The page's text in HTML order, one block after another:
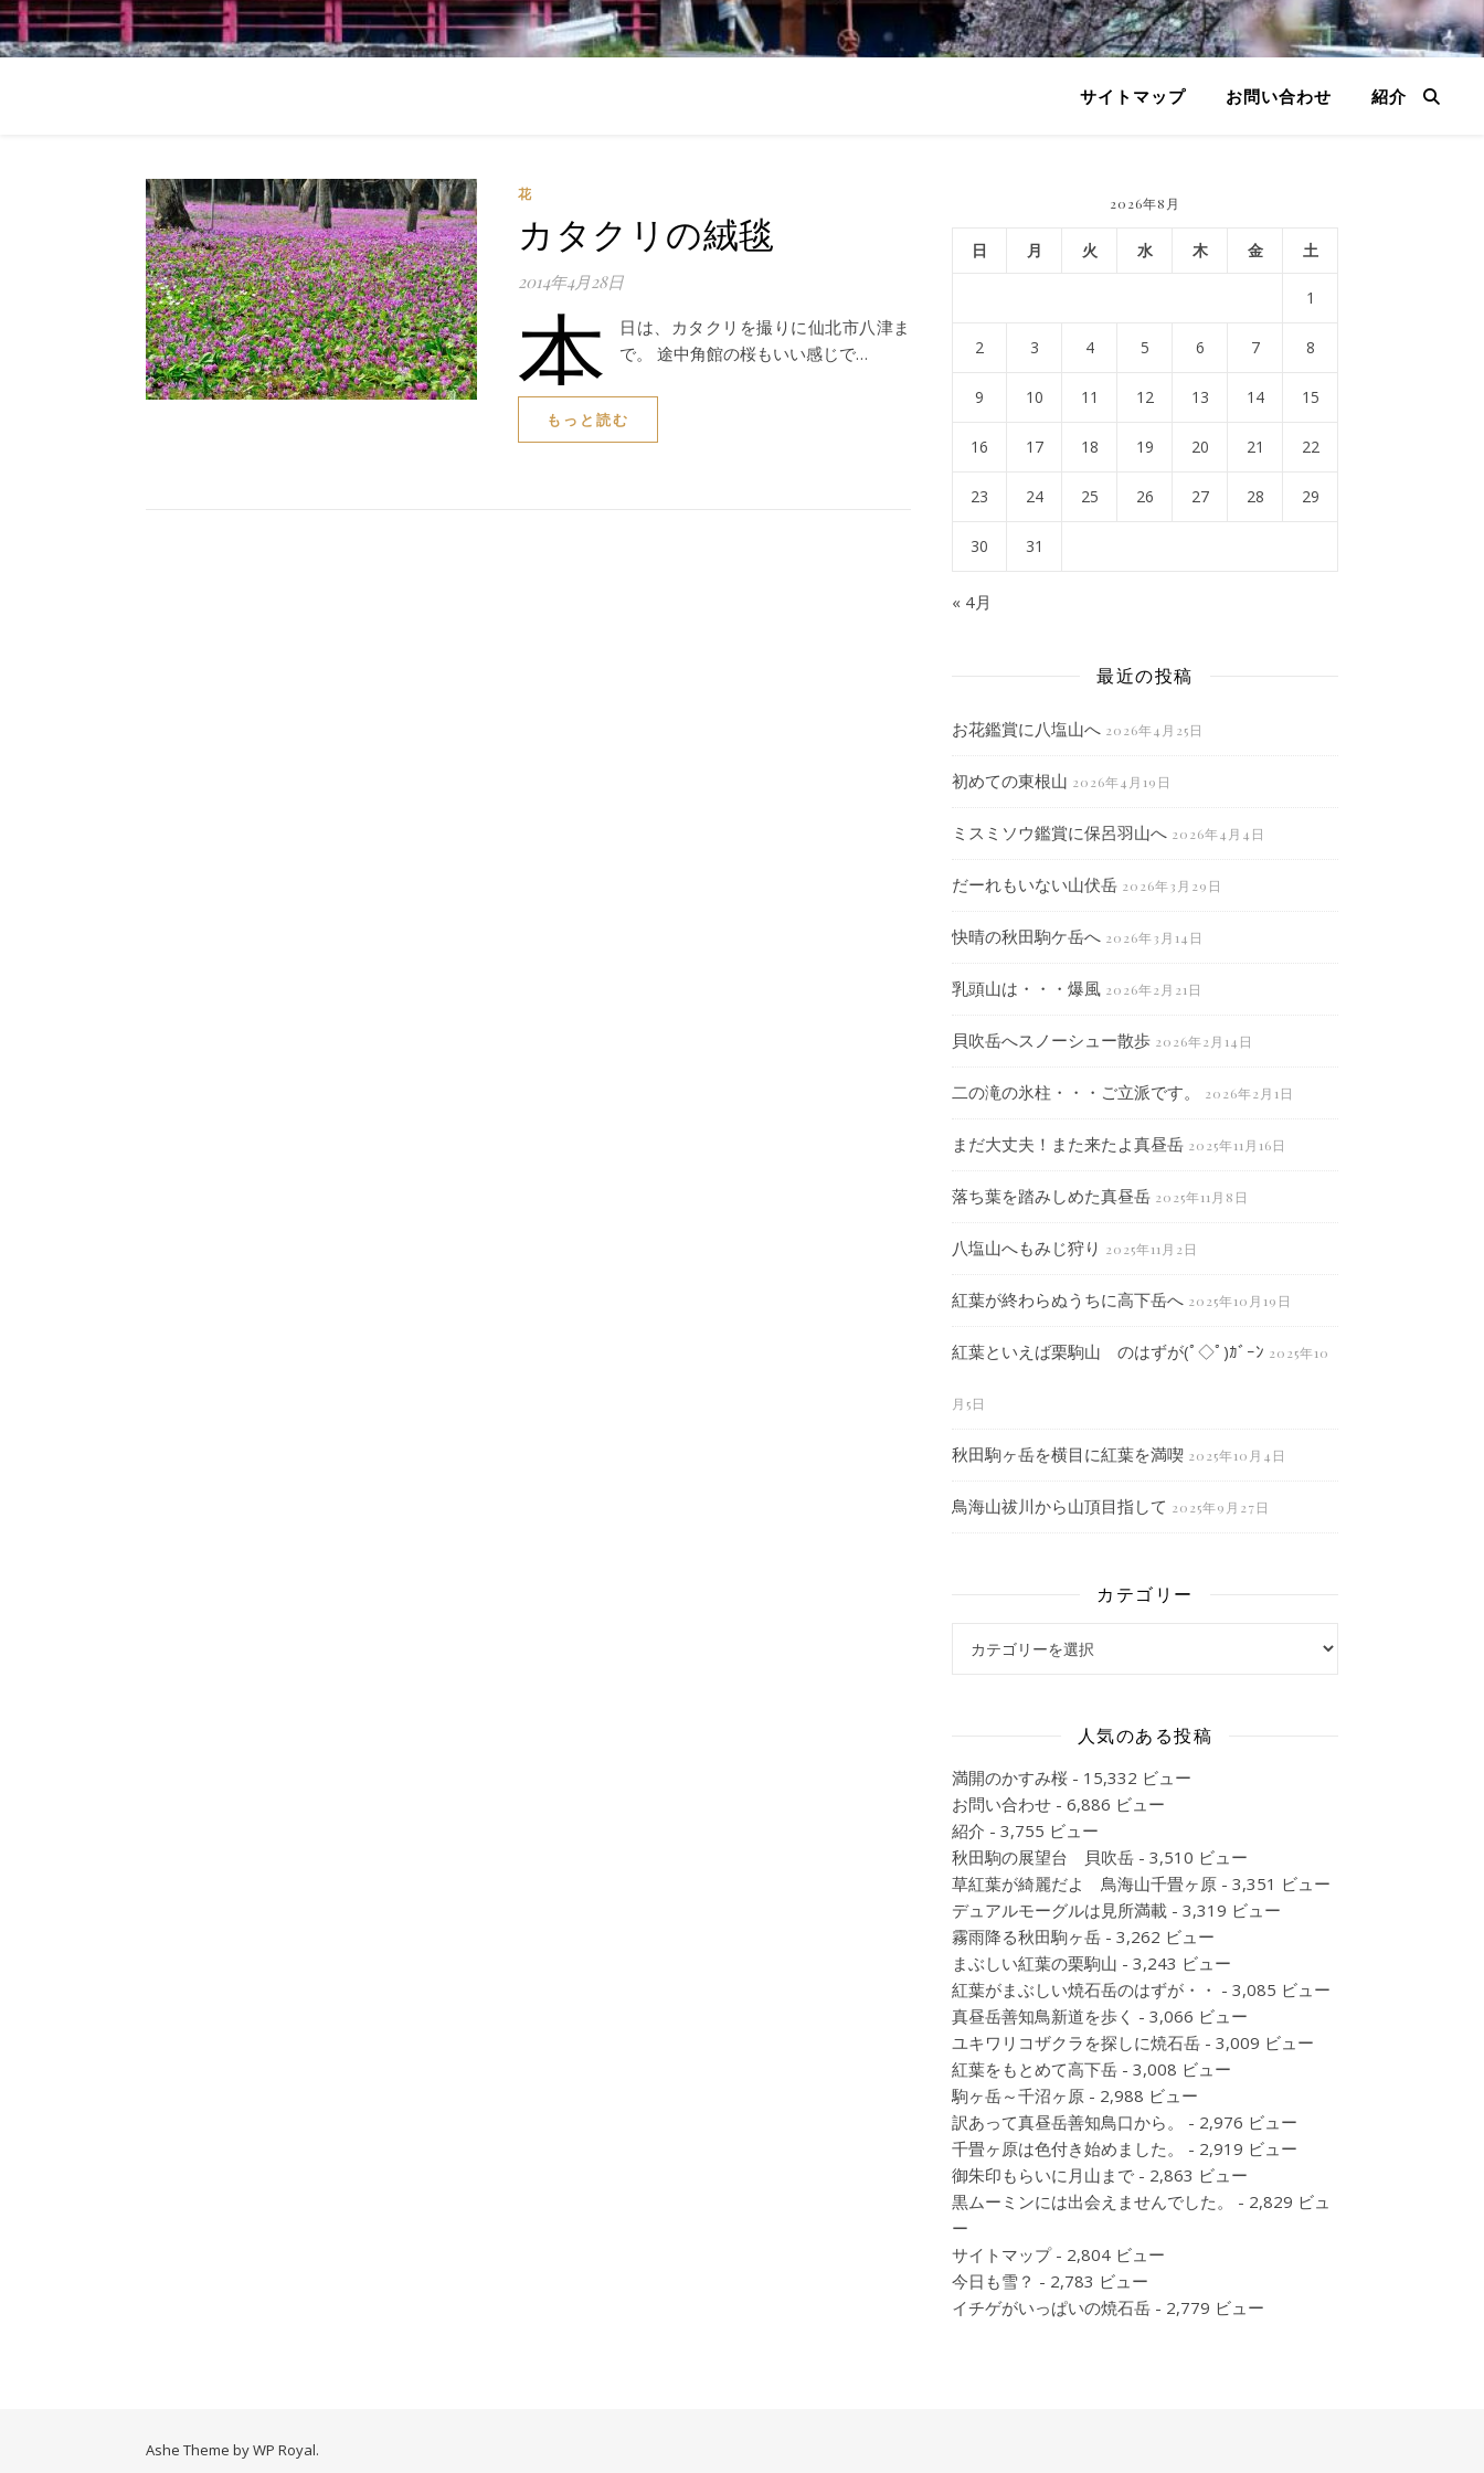
サイトマップ お問い合わせ 紹介
花
カタクリの絨毯
2014年4月28日
本
日は、カタクリを撮りに仙北市八津ま
で。 途中角館の桜もいい感じで…
もっと読む
2026年8月
日 月 火 水 木 金 土
1
2 3 4 5 6 7 8
9 10 11 12 13 14 15
16 17 18 19 20 21 22
23 24 25 26 27 28 29
30 31
« 4月
最近の投稿
お花鑑賞に八塩山へ 2026年4月25日
初めての東根山 2026年4月19日
ミスミソウ鑑賞に保呂羽山へ 2026年4月4日
だーれもいない山伏岳 2026年3月29日
快晴の秋田駒ケ岳へ 2026年3月14日
乳頭山は・・・爆風 2026年2月21日
貝吹岳へスノーシュー散歩 2026年2月14日
二の滝の氷柱・・・ご立派です。 2026年2月1日
まだ大丈夫！また来たよ真昼岳 2025年11月16日
落ち葉を踏みしめた真昼岳 2025年11月8日
八塩山へもみじ狩り 2025年11月2日
紅葉が終わらぬうちに高下岳へ 2025年10月19日
紅葉といえば栗駒山 のはずが(ﾟ◇ﾟ)ｶﾞｰﾝ 2025年10
月5日
秋田駒ヶ岳を横目に紅葉を満喫 2025年10月4日
鳥海山祓川から山頂目指して 2025年9月27日
カテゴリー
人気のある投稿
満開のかすみ桜 - 15,332 ビュー
お問い合わせ - 6,886 ビュー
紹介 - 3,755 ビュー
秋田駒の展望台 貝吹岳 - 3,510 ビュー
草紅葉が綺麗だよ 鳥海山千畳ヶ原 - 3,351 ビュー
デュアルモーグルは見所満載 - 3,319 ビュー
霧雨降る秋田駒ヶ岳 - 3,262 ビュー
まぶしい紅葉の栗駒山 - 3,243 ビュー
紅葉がまぶしい焼石岳のはずが・・ - 3,085 ビュー
真昼岳善知鳥新道を歩く - 3,066 ビュー
ユキワリコザクラを探しに焼石岳 - 3,009 ビュー
紅葉をもとめて高下岳 - 3,008 ビュー
駒ヶ岳～千沼ヶ原 - 2,988 ビュー
訳あって真昼岳善知鳥口から。
- 2,976 ビュー
千畳ヶ原は色付き始めました。
- 2,919 ビュー
御朱印もらいに月山まで - 2,863 ビュー
黒ムーミンには出会えませんでした。
- 2,829 ビュ
ー
サイトマップ- 2,804 ビュー
今日も雪？ - 2,783 ビュー
イチゲがいっぱいの焼石岳 - 2,779 ビュー
Ashe Theme byWP Royal.